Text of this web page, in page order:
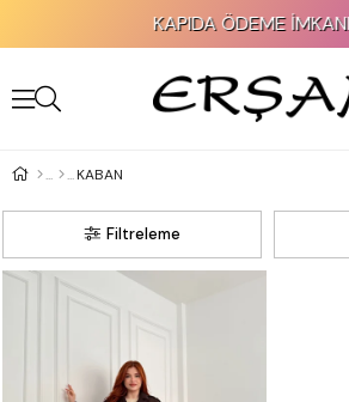
KAPIDA ÖDEME İMKANI!
KABAN
Filtreleme